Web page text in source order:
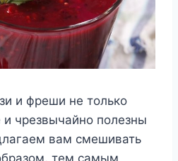
и фреши не только
чрезвычайно полезны
вам смешивать